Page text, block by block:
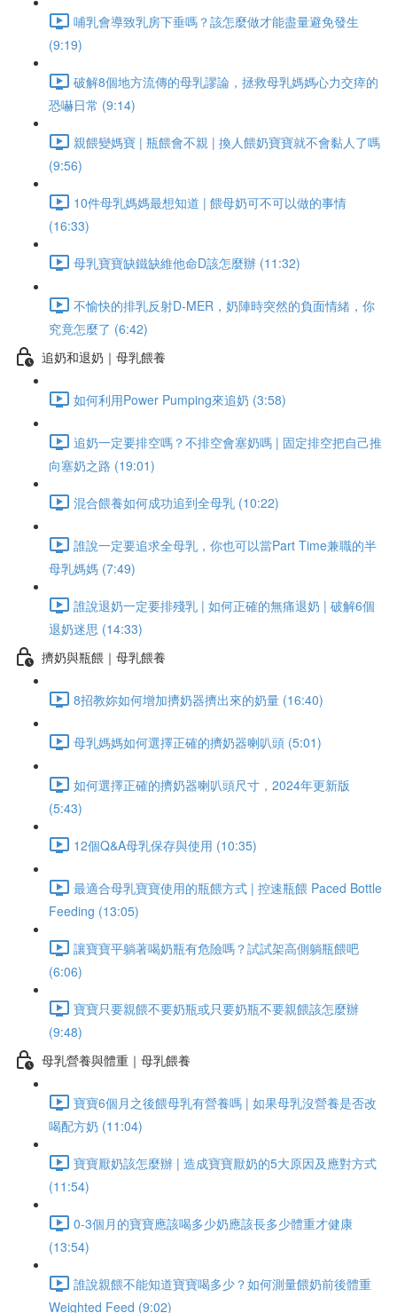
哺乳會導致乳房下垂嗎？該怎麼做才能盡量避免發生
(9:19)
破解8個地方流傳的母乳謬論，拯救母乳媽媽心力交瘁的
恐嚇日常 (9:14)
親餵變媽寶 | 瓶餵會不親 | 換人餵奶寶寶就不會黏人了嗎
(9:56)
10件母乳媽媽最想知道 | 餵母奶可不可以做的事情
(16:33)
母乳寶寶缺鐵缺維他命D該怎麼辦 (11:32)
不愉快的排乳反射D-MER，奶陣時突然的負面情緒，你
究竟怎麼了 (6:42)
追奶和退奶｜母乳餵養
如何利用Power Pumping來追奶 (3:58)
追奶一定要排空嗎？不排空會塞奶嗎 | 固定排空把自己推
向塞奶之路 (19:01)
混合餵養如何成功追到全母乳 (10:22)
誰說一定要追求全母乳，你也可以當Part Time兼職的半
母乳媽媽 (7:49)
誰說退奶一定要排殘乳 | 如何正確的無痛退奶 | 破解6個
退奶迷思 (14:33)
擠奶與瓶餵｜母乳餵養
8招教妳如何增加擠奶器擠出來的奶量 (16:40)
母乳媽媽如何選擇正確的擠奶器喇叭頭 (5:01)
如何選擇正確的擠奶器喇叭頭尺寸，2024年更新版
(5:43)
12個Q&A母乳保存與使用 (10:35)
最適合母乳寶寶使用的瓶餵方式 | 控速瓶餵 Paced Bottle
Feeding (13:05)
讓寶寶平躺著喝奶瓶有危險嗎？試試架高側躺瓶餵吧
(6:06)
寶寶只要親餵不要奶瓶或只要奶瓶不要親餵該怎麼辦
(9:48)
母乳營養與體重｜母乳餵養
寶寶6個月之後餵母乳有營養嗎 | 如果母乳沒營養是否改
喝配方奶 (11:04)
寶寶厭奶該怎麼辦 | 造成寶寶厭奶的5大原因及應對方式
(11:54)
0-3個月的寶寶應該喝多少奶應該長多少體重才健康
(13:54)
誰說親餵不能知道寶寶喝多少？如何測量餵奶前後體重
Weighted Feed (9:02)